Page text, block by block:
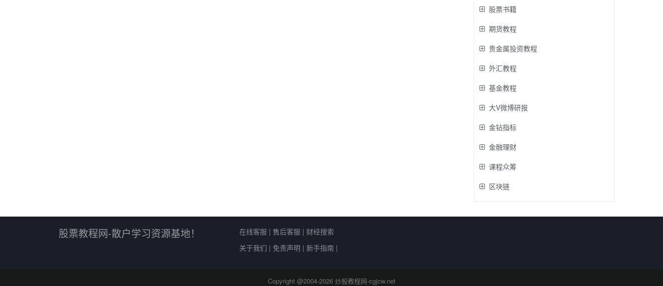
股票书籍
期货教程
贵金属投资教程
外汇教程
基金教程
大V微博研报
金钻指标
金融理财
课程众筹
区块链
股票教程网-散户学习资源基地！ 在线客服 | 售后客服 | 财经搜索
关于我们 | 免责声明 | 新手指南 |
Copyright @2004-2026 炒股教程网-cgjcw.net